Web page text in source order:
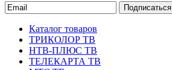
Подписаться
Каталог товаров
ТРИКОЛОР ТВ
НТВ-ПЛЮС ТВ
ТЕЛЕКАРТА ТВ